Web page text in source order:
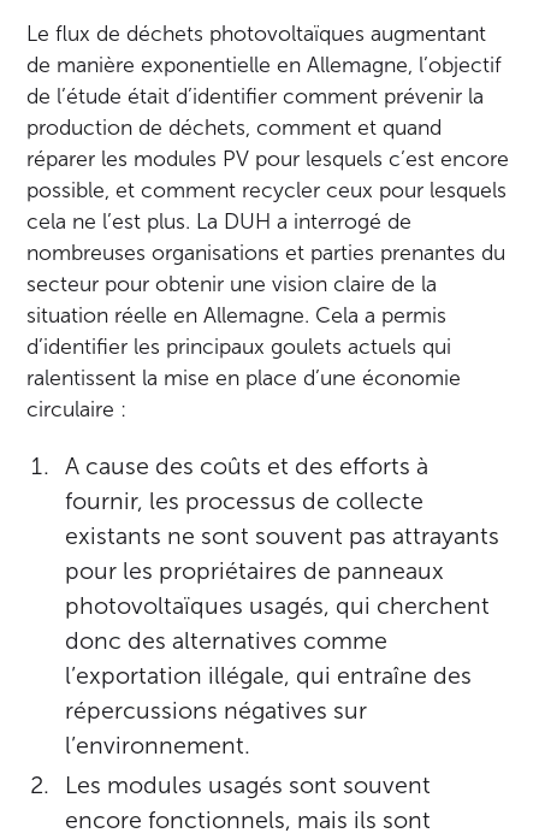
Le flux de déchets photovoltaïques augmentant
de manière exponentielle en Allemagne, l’objectif
de l’étude était d’identifier comment prévenir la
production de déchets, comment et quand
réparer les modules PV pour lesquels c’est encore
possible, et comment recycler ceux pour lesquels
cela ne l’est plus. La DUH a interrogé de
nombreuses organisations et parties prenantes du
secteur pour obtenir une vision claire de la
situation réelle en Allemagne. Cela a permis
d’identifier les principaux goulets actuels qui
ralentissent la mise en place d’une économie
circulaire :
A cause des coûts et des efforts à
fournir, les processus de collecte
existants ne sont souvent pas attrayants
pour les propriétaires de panneaux
photovoltaïques usagés, qui cherchent
donc des alternatives comme
l’exportation illégale, qui entraîne des
répercussions négatives sur
l’environnement.
Les modules usagés sont souvent
encore fonctionnels, mais ils sont